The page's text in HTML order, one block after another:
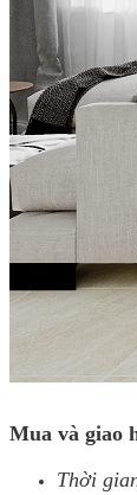
Mua và giao
Thời